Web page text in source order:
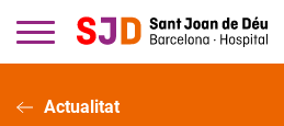
contingut
Actualitat